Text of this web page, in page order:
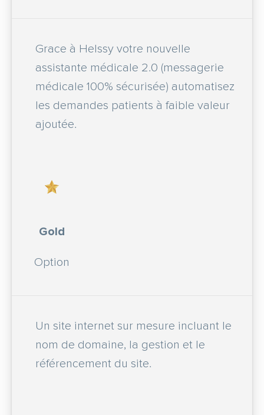
Grace à Helssy votre nouvelle
assistante médicale 2.0 (messagerie
médicale 100% sécurisée) automatisez
les demandes patients à faible valeur
ajoutée.
Gold
Option
Un site internet sur mesure incluant le
nom de domaine, la gestion et le
référencement du site.